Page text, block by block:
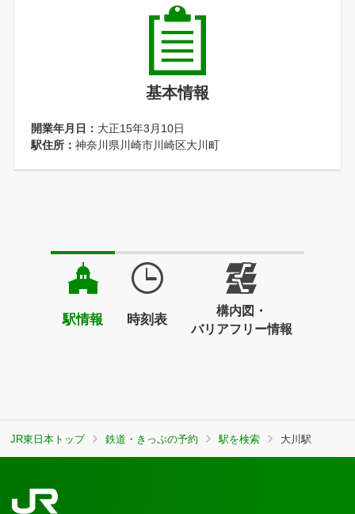
基本情報
開業年月日： 大正15年3月10日
駅住所： 神奈川県川崎市川崎区大川町
駅情報 時刻表
構内図・
バリアフリー情報
JR東日本トップ 鉄道・きっぷの予約 駅を検索 大川駅